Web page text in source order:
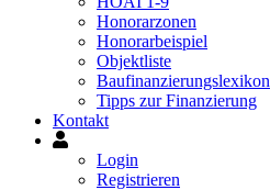
Honorarzonen
Honorarbeispiel
Objektliste
Baufinanzierungslexikon
Tipps zur Finanzierung
Kontakt
Mein
KontoLogin
Registrieren